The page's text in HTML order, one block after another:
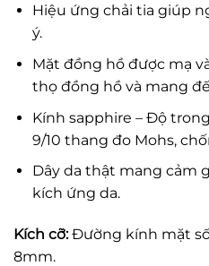
Hiệu ứng chải tia giúp
ý.
Mặt đồng hồ được mạ
thọ đồng hồ và mang
Kính sapphire – Độ
9/10 thang đo Mohs,
Dây da thật mang cảm
kích ứng da.
Kích cỡ:Đường kính mặt
8mm.